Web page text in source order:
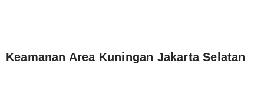
Keamanan Area Kuningan Jakarta Selatan